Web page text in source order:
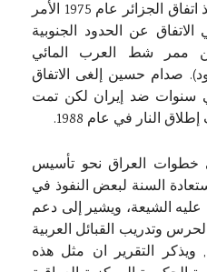
كان هذا الموضوع حساسا منذ اتفاق الجزائر عام 1975 الأمر
عن الحدود الجنوبية
من ممر شط العرب المائي
صدام حسين إلغى الاتفاق
سنوات ضد إيران لكن تمت
النار في عام 1988.
خطوات العراق نحو تأسيس
السنة لبعض النفوذ في
الشيعة، ويشير إلى دعم
وتدريب القبائل العربية
ويذكر التقرير ان مثل هذه